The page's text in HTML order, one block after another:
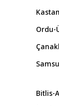
Ordu-
Bitlis-